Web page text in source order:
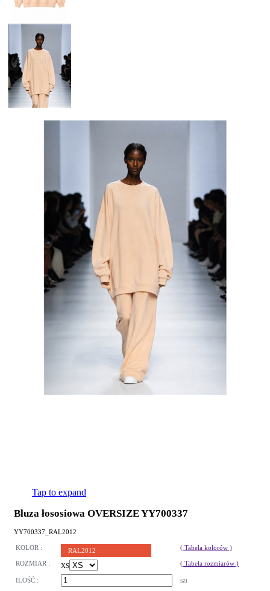
Tap to expand
Bluza łososiowa OVERSIZE YY700337
YY700337_RAL2012
KOLOR : RAL2012 ( Tabela kolorów )
ROZMIAR : XS ( Tabela rozmiarów )
ILOŚĆ : szt